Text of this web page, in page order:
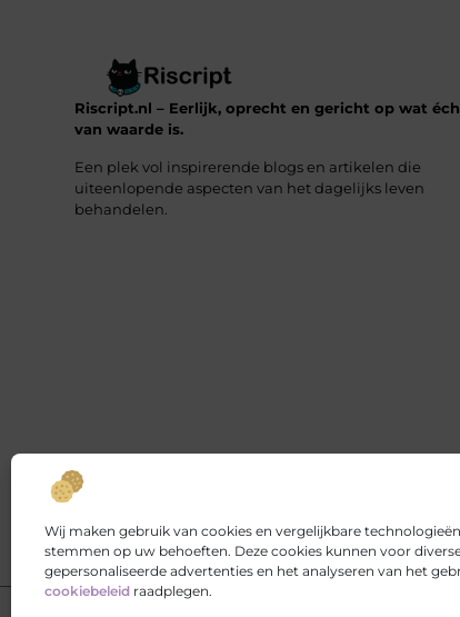
Wij maken gebruik van cookies en vergelijkbare
stemmen op uw behoeften. Deze cookies kunnen voor
gepersonaliseerde advertenties en het analyseren van het
cookiebeleid raadplegen.
Lees verder
Riscript.nl – Eerlijk, oprecht en gericht op wat
van waarde is.
Een plek vol inspirerende blogs en artikelen die
uiteenlopende aspecten van het dagelijks leven
behandelen.